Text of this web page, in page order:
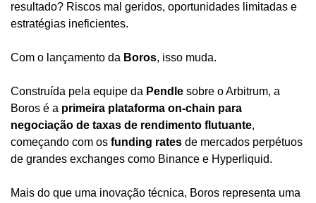
resultado? Riscos mal geridos, oportunidades limitadas e
estratégias ineficientes.
Com o lançamento da Boros, isso muda.
Construída pela equipe da Pendle sobre o Arbitrum, a
Boros é a primeira plataforma on-chain para
negociação de taxas de rendimento flutuante,
começando com os funding rates de mercados perpétuos
de grandes exchanges como Binance e Hyperliquid.